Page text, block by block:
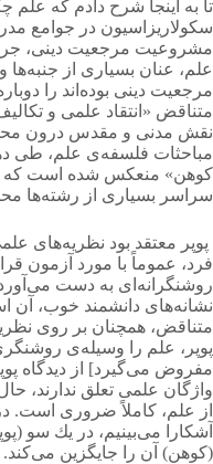
تا به اینجا شرح دادم كه علم
سكولاریزاسیون در جوامع
مشروعیت مرجعیت دینی،
علم، عنان بسیاری از
مرجعیت دینی بوده‌اند را
متناقض «انتقاد علمی و
نقش مدنی و مقدس درون
كوهن» منعكس شده است كه
سراسر بسیاری از رشته‌ها
پوپر معتقد بود نظریه‌های
فرد، عموماً با مورد آزمون
روشنگرانه‌ای به دست
نشانه‌های دانشمند خوب، آن
متناقض، همچنان بر روی
پوپر، علم را وسیله‌ی
مفروض می‌گیرد] از دیدگاه
واژگان علمی تعلق ندارند،
از علم، كاملاً ضروری است.
آشكارا می‌بینیم، در یك سو
(كوهن) آن را جایگزین می‌کند.